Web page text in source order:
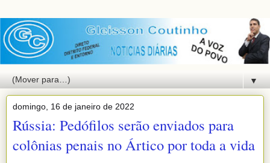
▼
domingo, 16 de janeiro de 2022
Rússia: Pedófilos serão enviados para
colônias penais no Ártico por toda a vida